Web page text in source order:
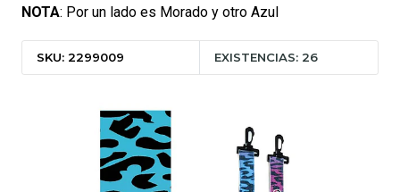
NOTA: Por un lado es Morado y otro Azul
SKU: 2299009 EXISTENCIAS: 26